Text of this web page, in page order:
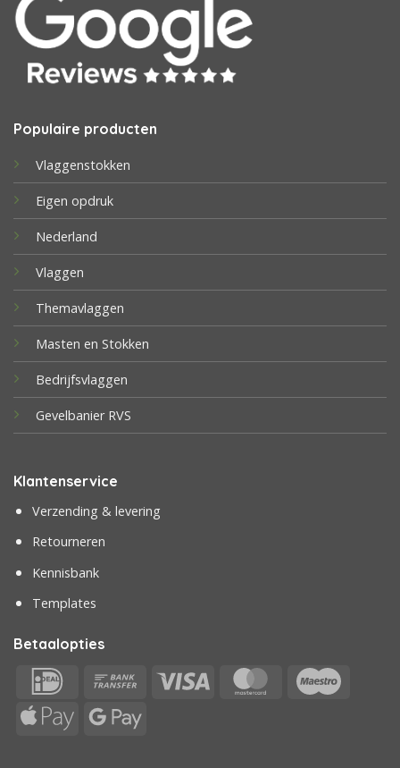
Populaire producten
Vlaggenstokken
Eigen opdruk
Nederland
Vlaggen
Themavlaggen
Masten en Stokken
Bedrijfsvlaggen
Gevelbanier RVS
Klantenservice
Verzending & levering
Retourneren
Kennisbank
Templates
Betaalopties
IDeal
Bank
Visa MasterCard
Apple
Google